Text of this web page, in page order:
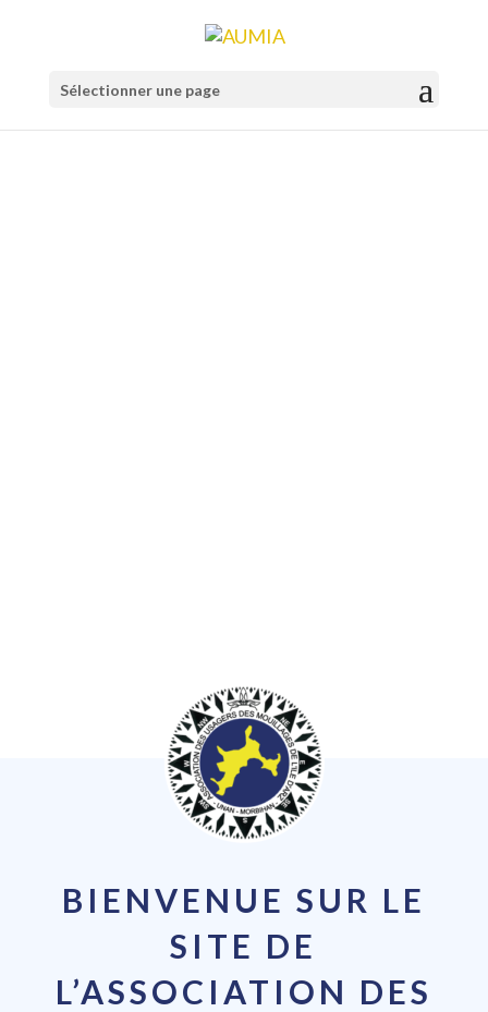
Sélectionner une page
BIENVENUE SUR LE
SITE DE
L’ASSOCIATION DES